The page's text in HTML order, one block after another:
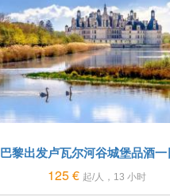
巴黎出发卢瓦尔河谷城堡品酒
125 € 起/人，13 小时